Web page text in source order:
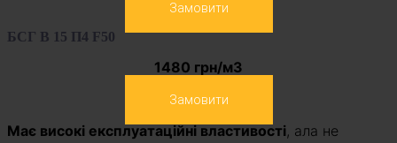
Замовити
БСГ В 15 П4 F50
1480 грн/м3
Замовити
Має високі експлуатаційні властивості, ала не